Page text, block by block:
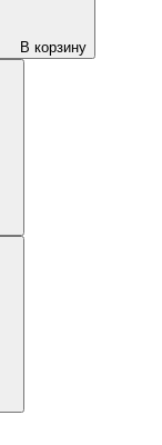
В корзину